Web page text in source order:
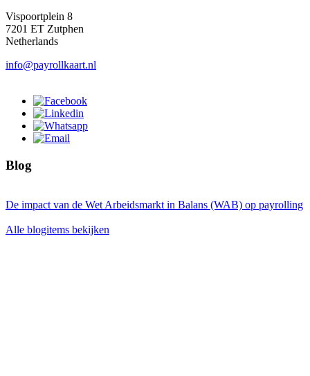
Vispoortplein 8
7201 ET Zutphen
Netherlands
info@payrollkaart.nl
Blog
De impact van de Wet Arbeidsmarkt in Balans (WAB) op payrolling
Alle blogitems bekijken